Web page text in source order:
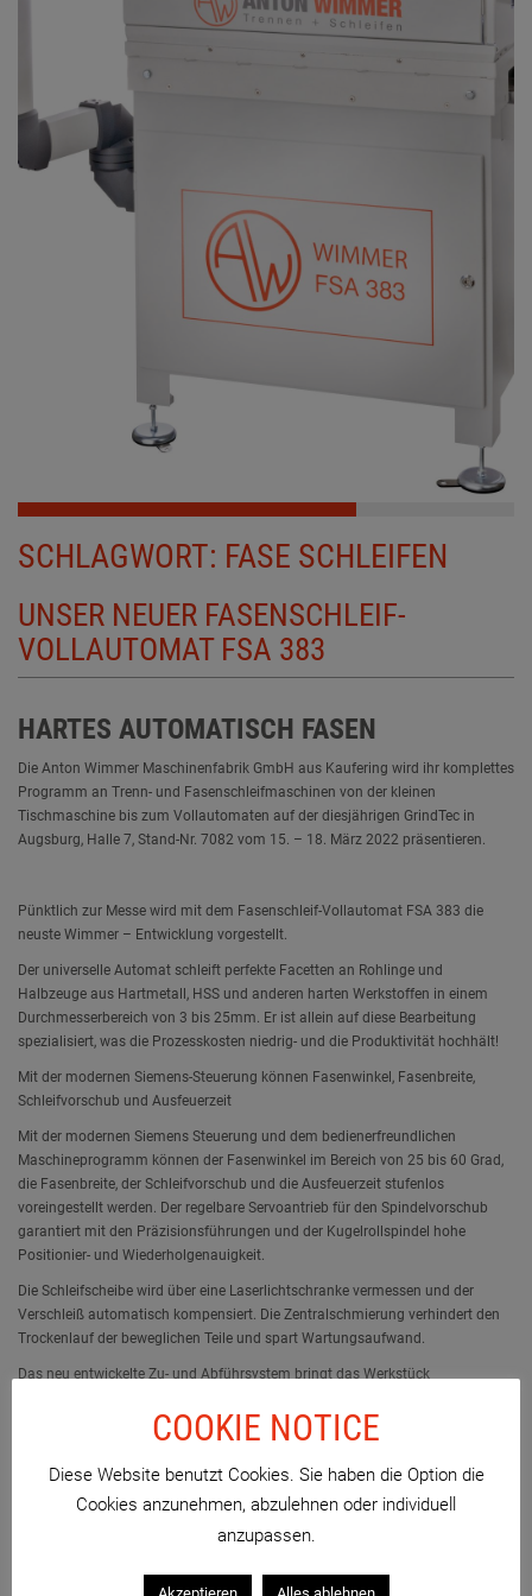
SCHLAGWORT: FASE SCHLEIFEN
UNSER NEUER FASENSCHLEIF-
VOLLAUTOMAT FSA 383
HARTES AUTOMATISCH FASEN
Die Anton Wimmer Maschinenfabrik GmbH aus Kaufering wird ihr komplettes
Programm an Trenn- und Fasenschleifmaschinen von der kleinen
Tischmaschine bis zum Vollautomaten auf der diesjährigen GrindTec in
Augsburg, Halle 7, Stand-Nr. 7082 vom 15. – 18. März 2022 präsentieren.
Pünktlich zur Messe wird mit dem Fasenschleif-Vollautomat FSA 383 die
neuste Wimmer – Entwicklung vorgestellt.
Der universelle Automat schleift perfekte Facetten an Rohlinge und
Halbzeuge aus Hartmetall, HSS und anderen harten Werkstoffen in einem
Durchmesserbereich von 3 bis 25mm. Er ist allein auf diese Bearbeitung
spezialisiert, was die Prozesskosten niedrig- und die Produktivität hochhält!
Mit der modernen Siemens-Steuerung können Fasenwinkel, Fasenbreite,
Schleifvorschub und Ausfeuerzeit
Mit der modernen Siemens Steuerung und dem bedienerfreundlichen
Maschineprogramm können der Fasenwinkel im Bereich von 25 bis 60 Grad,
die Fasenbreite, der Schleifvorschub und die Ausfeuerzeit stufenlos
voreingestellt werden. Der regelbare Servoantrieb für den Spindelvorschub
garantiert mit den Präzisionsführungen und der Kugelrollspindel hohe
Positionier- und Wiederholgenauigkeit.
Die Schleifscheibe wird über eine Laserlichtschranke vermessen und der
Verschleiß automatisch kompensiert. Die Zentralschmierung verhindert den
Trockenlauf der beweglichen Teile und spart Wartungsaufwand.
Das neu entwickelte Zu- und Abführsystem bringt das Werkstück
aus der Maschine wieder in den Ablagebereich. Die Spannvorrichtung ist
sensorüberwacht um Scheiben- und Werkstückbruch, sowie Eingabefehler zu
vermeiden.
Die Maschine ist vollkommen eingehaust. Die elektrische Zuhaltung und der
ventilgesteuert und durchflussüberwacht. Der Vorschub schaltet sofort ab,
COOKIE NOTICE
Diese Website benutzt Cookies. Sie haben die Option die
Cookies anzunehmen, abzulehnen oder individuell
anzupassen.